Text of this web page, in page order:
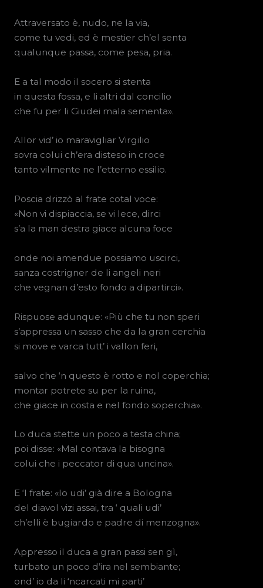
Attraversato è, nudo, ne la via,
come tu vedi, ed è mestier ch’el senta
qualunque passa, come pesa, pria.
E a tal modo il socero si stenta
in questa fossa, e li altri dal concilio
che fu per li Giudei mala sementa».
Allor vid’ io maravigliar Virgilio
sovra colui ch’era disteso in croce
tanto vilmente ne l’etterno essilio.
Poscia drizzò al frate cotal voce:
«Non vi dispiaccia, se vi lece, dirci
s’a la man destra giace alcuna foce
onde noi amendue possiamo uscirci,
sanza costrigner de li angeli neri
che vegnan d’esto fondo a dipartirci».
Rispuose adunque: «Più che tu non speri
s’appressa un sasso che da la gran cerchia
si move e varca tutt’ i vallon feri,
salvo che ‘n questo è rotto e nol coperchia;
montar potrete su per la ruina,
che giace in costa e nel fondo soperchia».
Lo duca stette un poco a testa china;
poi disse: «Mal contava la bisogna
colui che i peccator di qua uncina».
E ‘l frate: «Io udi’ già dire a Bologna
del diavol vizi assai, tra ‘ quali udi’
ch’elli è bugiardo e padre di menzogna».
Appresso il duca a gran passi sen gì,
turbato un poco d’ira nel sembiante;
ond’ io da li ‘ncarcati mi parti’